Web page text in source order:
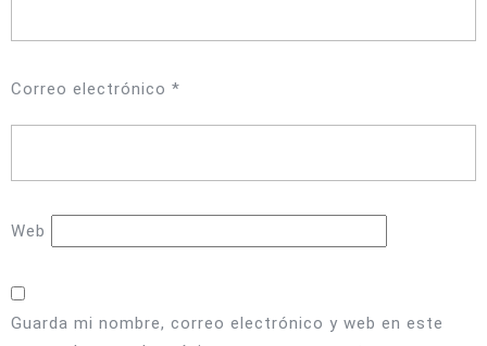
Correo electrónico *
Web
Guarda mi nombre, correo electrónico y web en este